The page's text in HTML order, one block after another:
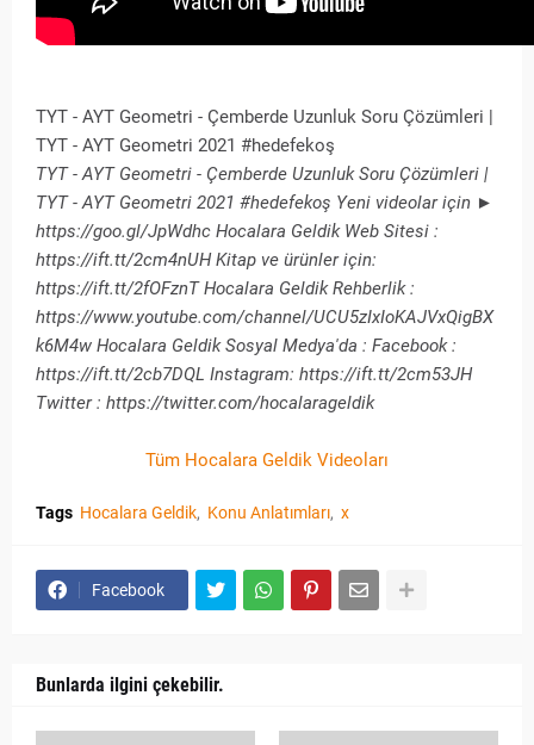
TYT - AYT Geometri - Çemberde Uzunluk Soru Çözümleri |
TYT - AYT Geometri 2021 #hedefekoş
TYT - AYT Geometri - Çemberde Uzunluk Soru Çözümleri |
TYT - AYT Geometri 2021 #hedefekoş Yeni videolar için ►
https://goo.gl/JpWdhc Hocalara Geldik Web Sitesi :
https://ift.tt/2cm4nUH Kitap ve ürünler için:
https://ift.tt/2fOFznT Hocalara Geldik Rehberlik :
https://www.youtube.com/channel/UCU5zIxIoKAJVxQigBX
k6M4w Hocalara Geldik Sosyal Medya'da : Facebook :
https://ift.tt/2cb7DQL Instagram: https://ift.tt/2cm53JH
Twitter : https://twitter.com/hocalarageldik
Tüm Hocalara Geldik Videoları
Tags Hocalara Geldik Konu Anlatımları x
Facebook
Bunlarda ilgini çekebilir.